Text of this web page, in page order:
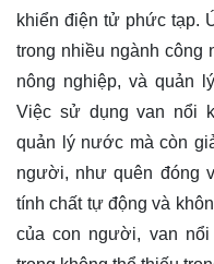
khiển điện tử phức tạp.
trong nhiều ngành công
nông nghiệp, và quản
Việc sử dụng van nổi
quản lý nước mà còn
người, như quên đóng
tính chất tự động và
của con người, van nổi